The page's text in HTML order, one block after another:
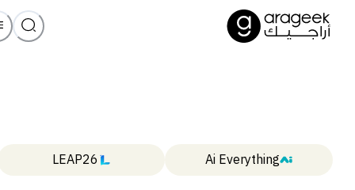
Ai Everything
LEAP26